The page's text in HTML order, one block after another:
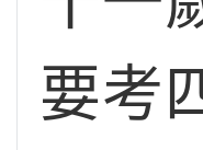
要考